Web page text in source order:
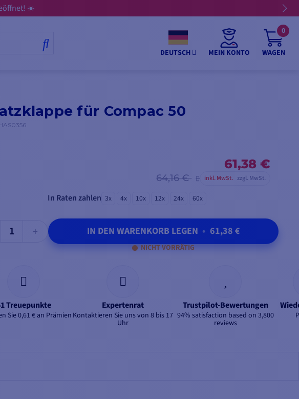
☀️
DEUTSCH MEIN KONTO WAGEN
0
für Compac 50
61,38 €
64,16 € inkl. MwSt. zzgl. MwSt.
In Raten zahlen 3x 4x 10x 12x 24x 60x
IN DEN WARENKORB LEGEN • 61,38 €
NICHT VORRÄTIG
Treuepunkte
Sie 0,61 € an Prämien
Expertenrat
Kontaktieren Sie uns von 8 bis 17
Uhr
Trustpilot-Bewertungen
94% satisfaction based on 3,800
reviews